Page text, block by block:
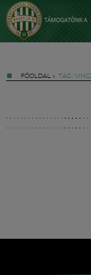
FŐOLDAL » TAG:
Hírek